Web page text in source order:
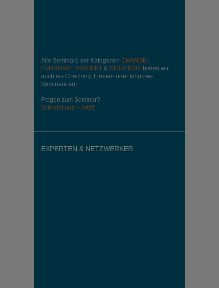
Alle Seminare der Kategorien CHANGE
FÜHRUNG
PROJEKT & STRATEGIE bieten wir
auch als Coaching, Firmen- oder Inhouse-
Seminare an!
Fragen zum Seminar?
Schreibt uns – Jetzt!
EXPERTEN & NETZWERKER